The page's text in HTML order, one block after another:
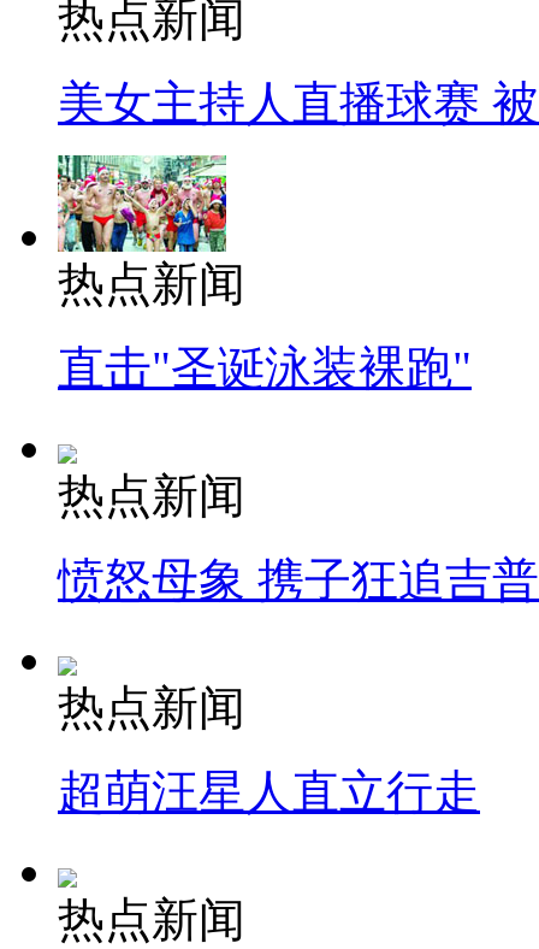
热点新闻
美女主持人直播球赛
热点新闻
直击"圣诞泳装裸跑"
热点新闻
愤怒母象 携子狂追吉
热点新闻
超萌汪星人直立行走
热点新闻